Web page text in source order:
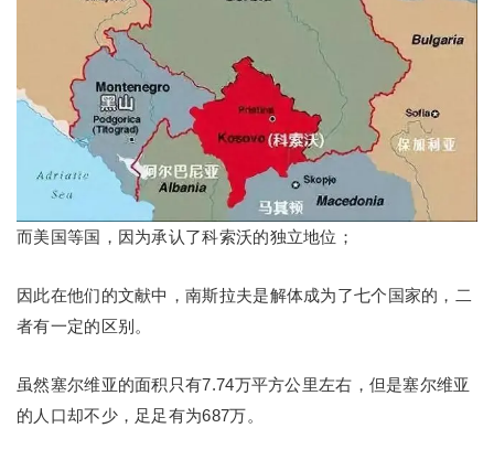
而美国等国，因为承认了科索沃的独立地位；
因此在他们的文献中，南斯拉夫是解体成为了七个国家的，二
者有一定的区别。
虽然塞尔维亚的面积只有7.74万平方公里左右，但是塞尔维亚
的人口却不少，足足有为687万。